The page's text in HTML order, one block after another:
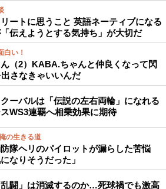
ートに思うこと 英語ネーティブになる
伝えようとする気持ち」が大切だ
白い！
（2）KABA.ちゃんと仲良くなって閃
さなきゃいいんだ
ーバルは「伝説の左右両輪」になれる
WS3連覇へ相乗効果に期待
の生きる道
隊ヘリのパイロットが漏らした苦悩
なりそうだった」
闘」は消滅するのか…死球禍でも激高